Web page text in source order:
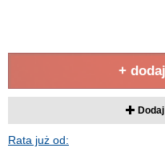
+
Rata już od: